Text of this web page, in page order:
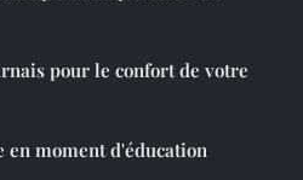
pour le confort de votre
moment d'éducation